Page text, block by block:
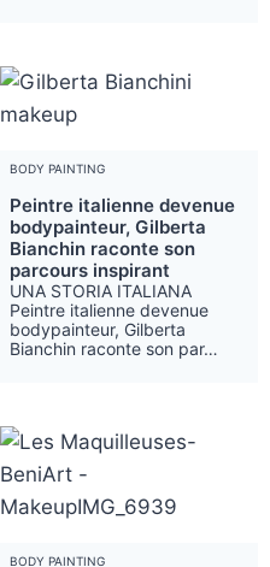
BODY PAINTING
Peintre italienne devenue
bodypainteur, Gilberta
Bianchin raconte son
parcours inspirant
UNA STORIA ITALIANA
Peintre italienne devenue
bodypainteur, Gilberta
Bianchin raconte son par…
BODY PAINTING